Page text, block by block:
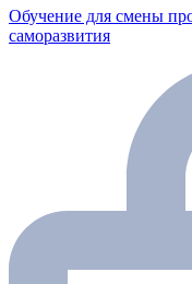
Обучение для смены
саморазвития